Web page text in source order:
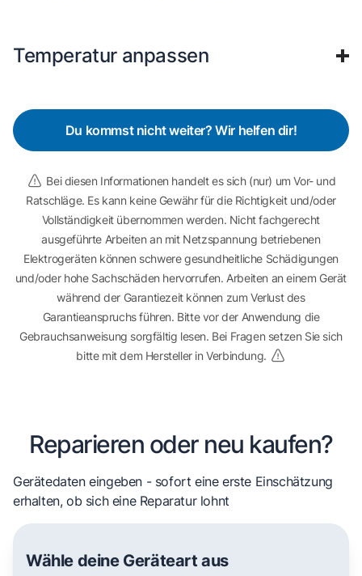
Temperatur anpassen
Du kommst nicht weiter? Wir helfen dir!
Bei diesen Informationen handelt es sich (nur) um Vor- und
Ratschläge. Es kann keine Gewähr für die Richtigkeit und/oder
Vollständigkeit übernommen werden. Nicht fachgerecht
ausgeführte Arbeiten an mit Netzspannung betriebenen
Elektrogeräten können schwere gesundheitliche Schädigungen
und/oder hohe Sachschäden hervorrufen. Arbeiten an einem Gerät
während der Garantiezeit können zum Verlust des
Garantieanspruchs führen. Bitte vor der Anwendung die
Gebrauchsanweisung sorgfältig lesen. Bei Fragen setzen Sie sich
bitte mit dem Hersteller in Verbindung.
Reparieren oder neu kaufen?
Gerätedaten eingeben - sofort eine erste Einschätzung
erhalten, ob sich eine Reparatur lohnt
Wähle deine Geräteart aus